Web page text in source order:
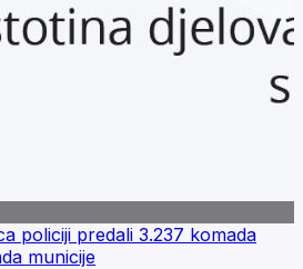
policiji predali 3.237 komada
municije